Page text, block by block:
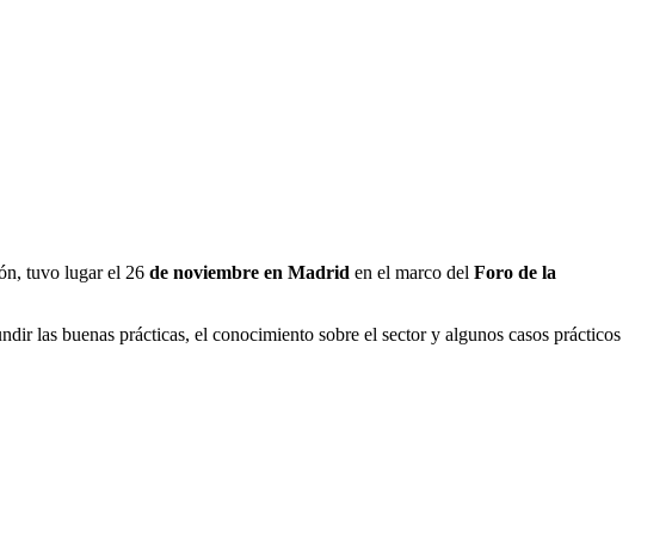
tuvo lugar el 26 de noviembre en Madrid en el marco del Foro de la
las buenas prácticas, el conocimiento sobre el sector y algunos casos prácticos